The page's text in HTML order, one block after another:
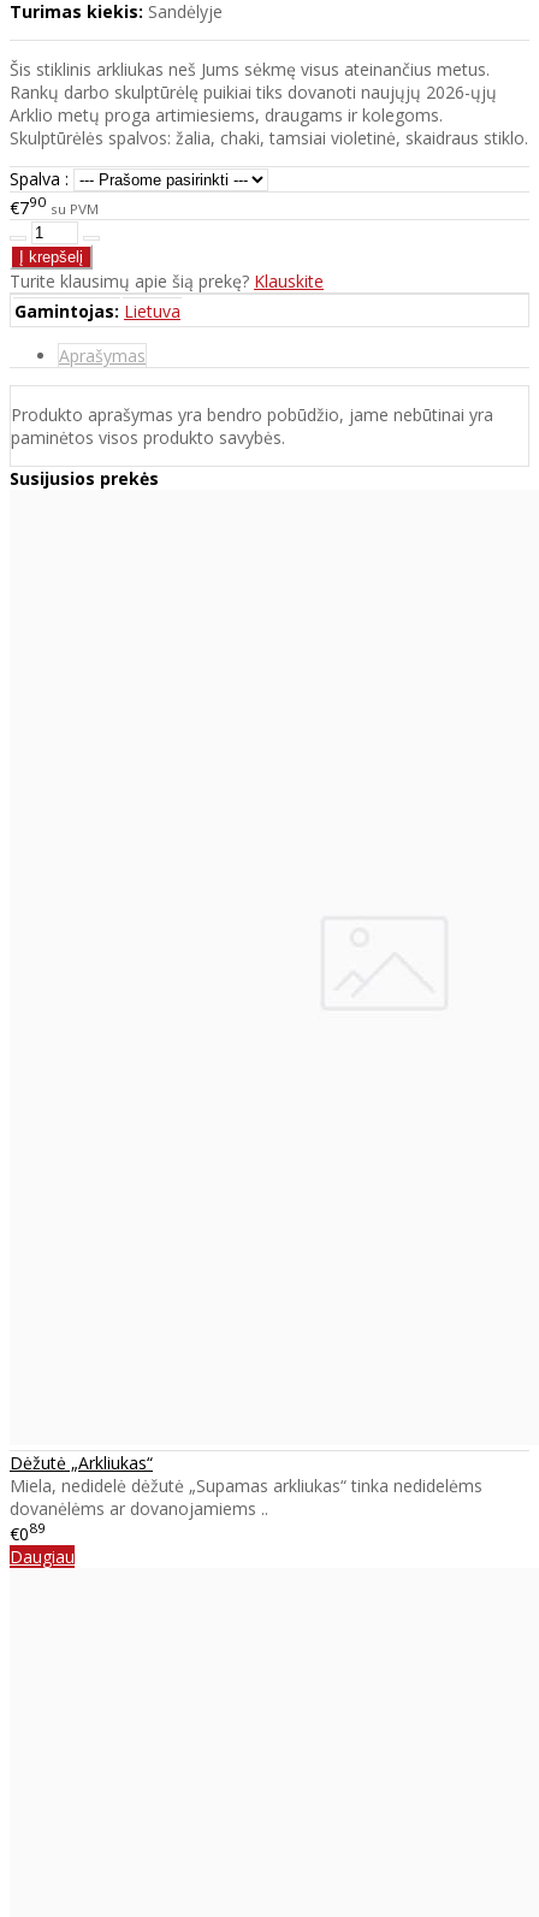
Turimas kiekis: Sandėlyje
Šis stiklinis arkliukas neš Jums sėkmę visus ateinančius metus.
Rankų darbo skulptūrėlę puikiai tiks dovanoti naujųjų 2026-ųjų
Arklio metų proga artimiesiems, draugams ir kolegoms.
Skulptūrėlės spalvos: žalia, chaki, tamsiai violetinė, skaidraus stiklo.
Spalva :
€790 su PVM
Turite klausimų apie šią prekę? Klauskite
Gamintojas: Lietuva
Aprašymas
Produkto aprašymas yra bendro pobūdžio, jame nebūtinai yra
paminėtos visos produkto savybės.
Susijusios prekės
Dėžutė „Arkliukas“
Miela, nedidelė dėžutė „Supamas arkliukas“ tinka nedidelėms
dovanėlėms ar dovanojamiems ..
€089
Daugiau